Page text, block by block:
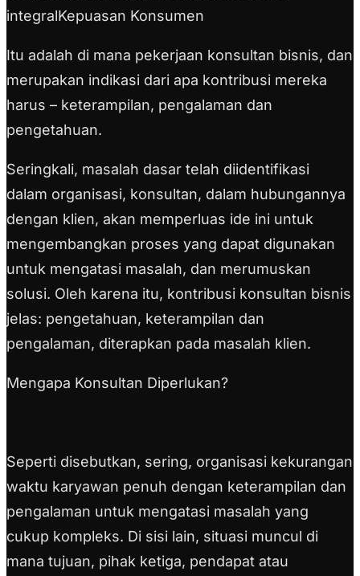
integralKepuasan Konsumen
Itu adalah di mana pekerjaan konsultan bisnis, dan
merupakan indikasi dari apa kontribusi mereka
harus – keterampilan, pengalaman dan
pengetahuan.
Seringkali, masalah dasar telah diidentifikasi
dalam organisasi, konsultan, dalam hubungannya
dengan klien, akan memperluas ide ini untuk
mengembangkan proses yang dapat digunakan
untuk mengatasi masalah, dan merumuskan
solusi. Oleh karena itu, kontribusi konsultan bisnis
jelas: pengetahuan, keterampilan dan
pengalaman, diterapkan pada masalah klien.
Mengapa Konsultan Diperlukan?
Seperti disebutkan, sering, organisasi kekurangan
waktu karyawan penuh dengan keterampilan dan
pengalaman untuk mengatasi masalah yang
cukup kompleks. Di sisi lain, situasi muncul di
mana tujuan, pihak ketiga, pendapat atau